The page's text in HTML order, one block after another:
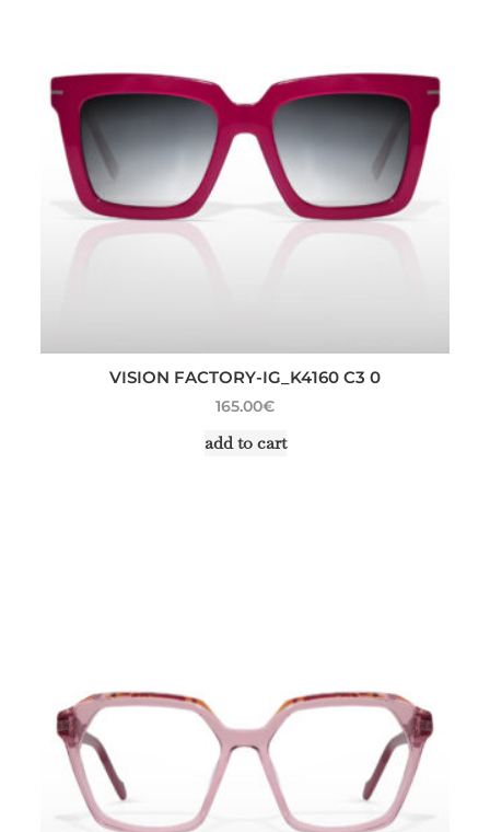
VISION FACTORY-IG_K4160 C3 0
165.00€
add to cart